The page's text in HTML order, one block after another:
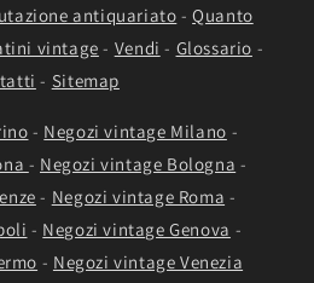
antiquariato -Quanto
vintage - Vendi - Glossario -
- Sitemap
- Negozi vintage Milano -
- Negozi vintage Bologna -
- Negozi vintage Roma -
- Negozi vintage Genova -
- Negozi vintage Venezia